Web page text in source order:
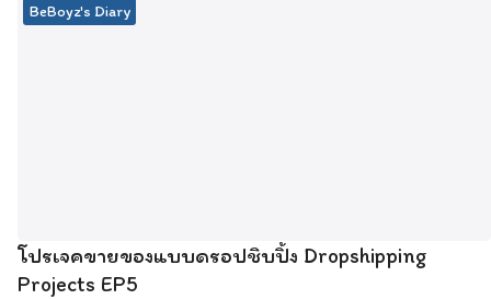
BeBoyz's Diary
โปรเจคขายของแบบดรอปชิบปิ้ง Dropshipping
Projects EP5